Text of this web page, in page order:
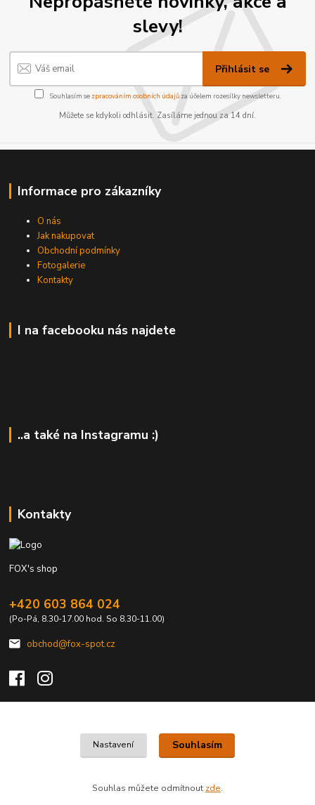
slevy!
Přihlásit se
Souhlasím se zpracováním osobních údajůza účelem rozesílky newsletteru.
Můžete se kdykoli odhlásit. Zasíláme jednou za 14 dní.
Informace pro zákazníky
O nás
Jak nakupovat
Obchodní podmínky
Fotogalerie
Kontakty
I na facebooku nás najdete
..a také na Instagramu :)
Kontakty
FOX's shop
+420 603 864 024
(Po-Pá, 8.30-17.00 hod. So 8.30-11.00)
obchod@fox-spot.cz
Upravit sběr cookies.
FOX's elektro z vašeho města
Nastavení Souhlasím
Souhlas můžete odmítnout zde.